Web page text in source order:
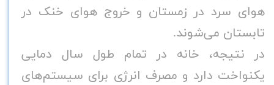
هوای سرد در زمستان و خروج هوای خنک در
تابستان می‌شوند.
در نتیجه، خانه در تمام طول سال دمایی
یکنواخت دارد و مصرف انرژی برای سیستم‌های